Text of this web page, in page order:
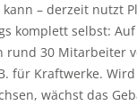
– derzeit nutzt
komplett selbst: Auf
rund 30 Mitarbeiter
für Kraftwerke.
wächst das